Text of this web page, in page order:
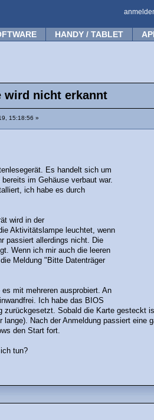
HANDY / TABLET
wird nicht erkannt
15:18:56 »
Es handelt sich um
im Gehäuse verbaut war.
ich habe es durch
wird in der
Aktivitätslampe leuchtet, wenn
passiert allerdings nicht. Die
Wenn ich mir auch die leeren
Meldung "Bitte Datenträger
mit mehreren ausprobiert. An
Ich habe das BIOS
zurückgesetzt. Sobald die Karte gesteckt
lange). Nach der Anmeldung passiert eine
den Start fort.
tun?